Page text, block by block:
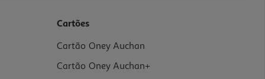
Cartões
Cartão Oney Auchan
Cartão Oney Auchan+